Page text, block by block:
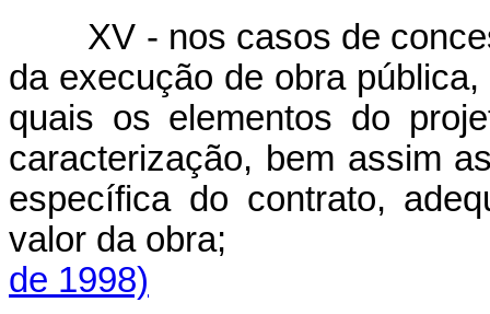
XV - nos casos de
da execução de obra
quais os elementos do
caracterização, bem assim
específica do contrato,
valor da
de 1998)